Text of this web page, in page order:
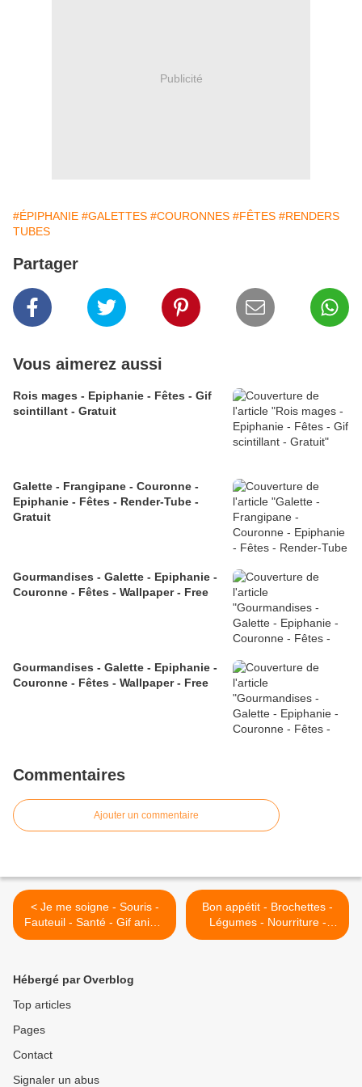
Publicité
#ÉPIPHANIE #GALETTES #COURONNES #FÊTES #RENDERS
TUBES
Partager
Vous aimerez aussi
Rois mages - Epiphanie - Fêtes - Gif
scintillant - Gratuit
Galette - Frangipane - Couronne -
Epiphanie - Fêtes - Render-Tube -
Gratuit
Gourmandises - Galette - Epiphanie -
Couronne - Fêtes - Wallpaper - Free
Gourmandises - Galette - Epiphanie -
Couronne - Fêtes - Wallpaper - Free
Commentaires
Ajouter un commentaire
< Je me soigne - Souris -
Fauteuil - Santé - Gif animé
- Gratuit
Bon appétit - Brochettes -
Légumes - Nourriture -
Wallpaper - Free >
Hébergé par Overblog
Top articles
Pages
Contact
Signaler un abus